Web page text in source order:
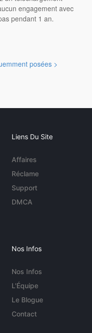
engagement avec
pendant 1 an.
posées >
Liens Du Site
Affaires
Réclame
Support
DMCA
Nos Infos
Nos Infos
L'Équipe
Le Blogue
Contact